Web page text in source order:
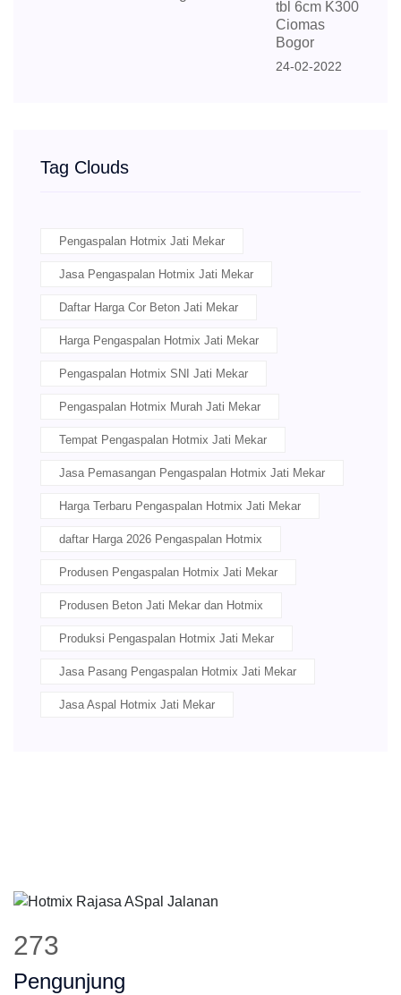
tbl 6cm K300
Ciomas
Bogor
24-02-2022
Tag Clouds
Pengaspalan Hotmix Jati Mekar
Jasa Pengaspalan Hotmix Jati Mekar
Daftar Harga Cor Beton Jati Mekar
Harga Pengaspalan Hotmix Jati Mekar
Pengaspalan Hotmix SNI Jati Mekar
Pengaspalan Hotmix Murah Jati Mekar
Tempat Pengaspalan Hotmix Jati Mekar
Jasa Pemasangan Pengaspalan Hotmix Jati Mekar
Harga Terbaru Pengaspalan Hotmix Jati Mekar
daftar Harga 2026 Pengaspalan Hotmix
Produsen Pengaspalan Hotmix Jati Mekar
Produsen Beton Jati Mekar dan Hotmix
Produksi Pengaspalan Hotmix Jati Mekar
Jasa Pasang Pengaspalan Hotmix Jati Mekar
Jasa Aspal Hotmix Jati Mekar
329
Pengunjung